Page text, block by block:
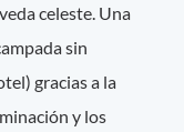
celeste. Una
sin
gracias a la
y los